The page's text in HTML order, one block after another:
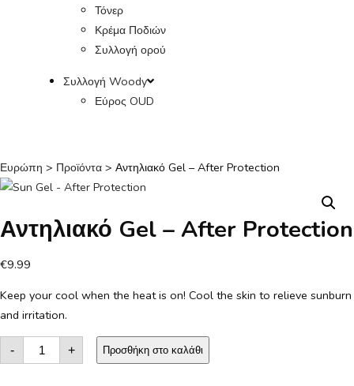
Τόνερ
Κρέμα Ποδιών
Συλλογή ορού
Συλλογή Woody
Εύρος OUD
Ευρώπη > Προϊόντα > Αντηλιακό Gel – After Protection
Αντηλιακό Gel – After Protection
€9.99
Keep your cool when the heat is on! Cool the skin to relieve sunburn
and irritation.
-
Sun
Gel
-
+ Προσθήκη στο καλάθι